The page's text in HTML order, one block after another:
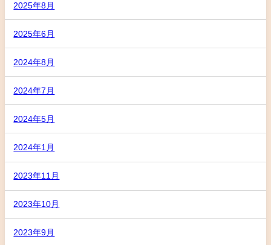
2025年8月
2025年6月
2024年8月
2024年7月
2024年5月
2024年1月
2023年11月
2023年10月
2023年9月